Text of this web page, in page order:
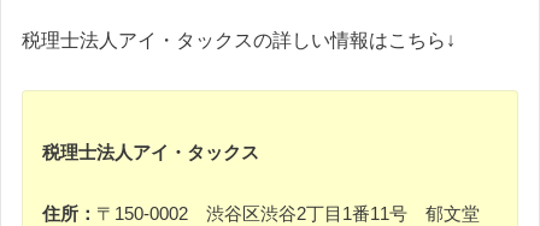
税理士法人アイ・タックスの詳しい情報はこちら↓
税理士法人アイ・タックス
住所： 〒150-0002 渋谷区渋谷2丁目1番11号 郁文堂